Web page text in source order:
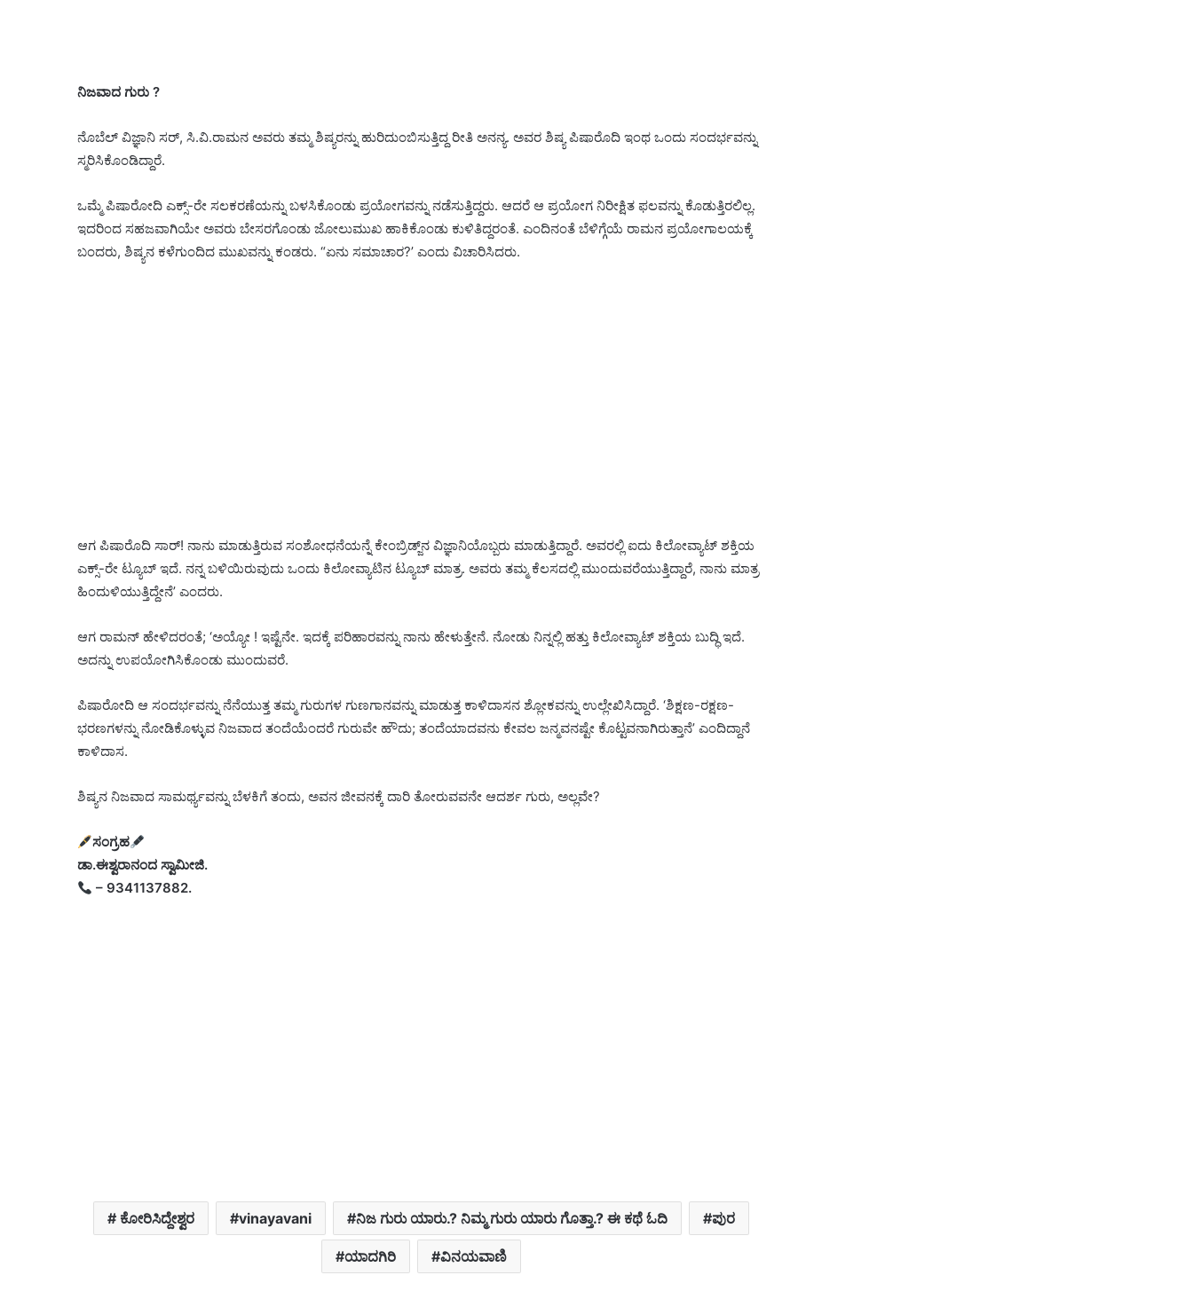
ನಿಜವಾದ ಗುರು ?
ನೊಬೆಲ್ ವಿಜ್ಞಾನಿ ಸರ್, ಸಿ.ವಿ.ರಾಮನ ಅವರು ತಮ್ಮ ಶಿಷ್ಯರನ್ನು ಹುರಿದುಂಬಿಸುತ್ತಿದ್ದ ರೀತಿ ಅನನ್ಯ. ಅವರ ಶಿಷ್ಯ ಪಿಷಾರೊದಿ ಇಂಥ ಒಂದು ಸಂದರ್ಭವನ್ನು
ಸ್ಮರಿಸಿಕೊಂಡಿದ್ದಾರೆ.
ಒಮ್ಮೆ ಪಿಷಾರೋದಿ ಎಕ್ಸ್-ರೇ ಸಲಕರಣೆಯನ್ನು ಬಳಸಿಕೊಂಡು ಪ್ರಯೋಗವನ್ನು ನಡೆಸುತ್ತಿದ್ದರು. ಆದರೆ ಆ ಪ್ರಯೋಗ ನಿರೀಕ್ಷಿತ ಫಲವನ್ನು ಕೊಡುತ್ತಿರಲಿಲ್ಲ.
ಇದರಿಂದ ಸಹಜವಾಗಿಯೇ ಅವರು ಬೇಸರಗೊಂಡು ಜೋಲುಮುಖ ಹಾಕಿಕೊಂಡು ಕುಳಿತಿದ್ದರಂತೆ. ಎಂದಿನಂತೆ ಬೆಳಿಗ್ಗೆಯೆ ರಾಮನ ಪ್ರಯೋಗಾಲಯಕ್ಕೆ
ಬಂದರು, ಶಿಷ್ಯನ ಕಳೆಗುಂದಿದ ಮುಖವನ್ನು ಕಂಡರು. “ಏನು ಸಮಾಚಾರ?’ ಎಂದು ವಿಚಾರಿಸಿದರು.
ಆಗ ಪಿಷಾರೊದಿ ಸಾರ್! ನಾನು ಮಾಡುತ್ತಿರುವ ಸಂಶೋಧನೆಯನ್ನೆ ಕೇಂಬ್ರಿಡ್ಜ್‌ನ ವಿಜ್ಞಾನಿಯೊಬ್ಬರು ಮಾಡುತ್ತಿದ್ದಾರೆ. ಅವರಲ್ಲಿ ಐದು ಕಿಲೋವ್ಯಾಟ್ ಶಕ್ತಿಯ
ಎಕ್ಸ್-ರೇ ಟ್ಯೂಬ್ ಇದೆ. ನನ್ನ ಬಳಿಯಿರುವುದು ಒಂದು ಕಿಲೋವ್ಯಾಟಿನ ಟ್ಯೂಬ್ ಮಾತ್ರ. ಅವರು ತಮ್ಮ ಕೆಲಸದಲ್ಲಿ ಮುಂದುವರೆಯುತ್ತಿದ್ದಾರೆ, ನಾನು ಮಾತ್ರ
ಹಿಂದುಳಿಯುತ್ತಿದ್ದೇನೆ’ ಎಂದರು.
ಆಗ ರಾಮನ್ ಹೇಳಿದರಂತೆ; ‘ಅಯ್ಯೋ ! ಇಷ್ಟೆನೇ. ಇದಕ್ಕೆ ಪರಿಹಾರವನ್ನು ನಾನು ಹೇಳುತ್ತೇನೆ. ನೋಡು ನಿನ್ನಲ್ಲಿ ಹತ್ತು ಕಿಲೋವ್ಯಾಟ್ ಶಕ್ತಿಯ ಬುದ್ಧಿ ಇದೆ.
ಅದನ್ನು ಉಪಯೋಗಿಸಿಕೊಂಡು ಮುಂದುವರೆ.
ಪಿಷಾರೋದಿ ಆ ಸಂದರ್ಭವನ್ನು ನೆನೆಯುತ್ತ ತಮ್ಮ ಗುರುಗಳ ಗುಣಗಾನವನ್ನು ಮಾಡುತ್ತ ಕಾಳಿದಾಸನ ಶ್ಲೋಕವನ್ನು ಉಲ್ಲೇಖಿಸಿದ್ದಾರೆ. ‘ಶಿಕ್ಷಣ-ರಕ್ಷಣ-
ಭರಣಗಳನ್ನು ನೋಡಿಕೊಳ್ಳುವ ನಿಜವಾದ ತಂದೆಯೆಂದರೆ ಗುರುವೇ ಹೌದು; ತಂದೆಯಾದವನು ಕೇವಲ ಜನ್ಮವನಷ್ಟೇ ಕೊಟ್ಟವನಾಗಿರುತ್ತಾನೆ’ ಎಂದಿದ್ದಾನೆ
ಕಾಳಿದಾಸ.
ಶಿಷ್ಯನ ನಿಜವಾದ ಸಾಮರ್ಥ್ಯವನ್ನು ಬೆಳಕಿಗೆ ತಂದು, ಅವನ ಜೀವನಕ್ಕೆ ದಾರಿ ತೋರುವವನೇ ಆದರ್ಶ ಗುರು, ಅಲ್ಲವೇ?
ಸಂಗ್ರಹ
ಡಾ.ಈಶ್ವರಾನಂದ ಸ್ವಾಮೀಜಿ.
– 9341137882.
‌ ಕೋರಿಸಿದ್ದೇಶ್ವರ vinayavani ನಿಜ ಗುರು ಯಾರು.? ನಿಮ್ಮ ಗುರು ಯಾರು ಗೊತ್ತಾ.? ಈ ಕಥೆ ಓದಿ ಪುರ
ಯಾದಗಿರಿ ವಿನಯವಾಣಿ